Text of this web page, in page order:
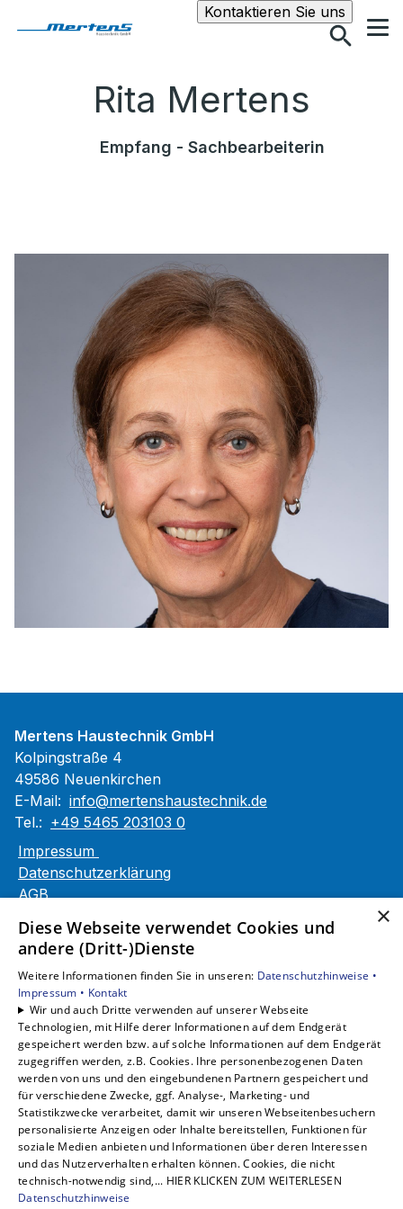
Kontaktieren Sie unsSuche
Rita Mertens
Empfang - Sachbearbeiterin
Mertens Haustechnik GmbH
Kolpingstraße 4
49586 Neuenkirchen
E-Mail: info@mertenshaustechnik.de
Tel.: +49 5465 203103 0
Impressum
Datenschutzerklärung
AGB
Unsere Bereiche
Privatkunden
Gewerbekunden
Karriere
Unternehmen
Kontakt
×
Diese Webseite verwendet Cookies und
andere (Dritt-)Dienste
Weitere Informationen finden Sie in unseren: Datenschutzhinweise •
Impressum • Kontakt
Wir und auch Dritte verwenden auf unserer Webseite
Technologien, mit Hilfe derer Informationen auf dem Endgerät
gespeichert werden bzw. auf solche Informationen auf dem Endgerät
zugegriffen werden, z.B. Cookies. Ihre personenbezogenen Daten
werden von uns und den eingebundenen Partnern gespeichert und
für verschiedene Zwecke, ggf. Analyse-, Marketing- und
Statistikzwecke verarbeitet, damit wir unseren Webseitenbesuchern
personalisierte Anzeigen oder Inhalte bereitstellen, Funktionen für
soziale Medien anbieten und Informationen über deren Interessen
und das Nutzerverhalten erhalten können. Cookies, die nicht
technisch-notwendig sind,... HIER KLICKEN ZUM WEITERLESEN
Datenschutzhinweise